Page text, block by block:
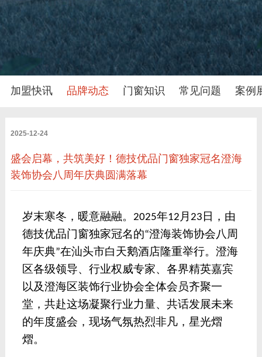
加盟快讯 品牌动态 门窗知识 常见问题 案例
2025-12-24
盛会启幕，共筑美好！德技优品门窗独家冠名澄海
装饰协会八周年庆典圆满落幕
岁末寒冬，暖意融融。 2025年12 月 23 日，由
德技优品门窗独家冠名的“澄海装饰协会八周
年庆典”在汕头市白天鹅酒店隆重举行。澄海
区各级领导、行业权威专家、各界精英嘉宾
以及澄海区装饰行业协会全体会员齐聚一
堂，共赴这场凝聚行业力量、共话发展未来
的年度盛会，现场气氛热烈非凡，星光熠
熠。